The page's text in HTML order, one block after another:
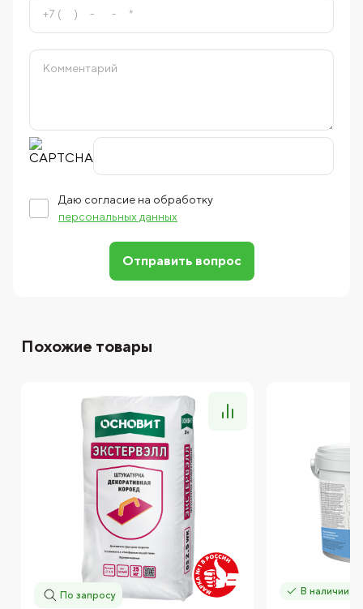
Даю согласие на обработку
персональных данных
Отправить вопрос
Похожие товары
По запросу В наличии